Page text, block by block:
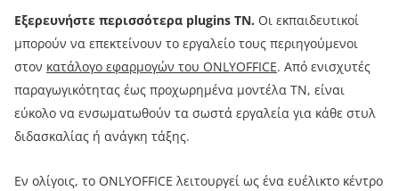
Εξερευνήστε περισσότερα plugins ΤΝ. Οι εκπαιδευτικοί
μπορούν να επεκτείνουν το εργαλείο τους περιηγούμενοι
στον κατάλογο εφαρμογών του ONLYOFFICE. Από ενισχυτές
παραγωγικότητας έως προχωρημένα μοντέλα ΤΝ, είναι
εύκολο να ενσωματωθούν τα σωστά εργαλεία για κάθε στυλ
διδασκαλίας ή ανάγκη τάξης.
Εν ολίγοις, το ONLYOFFICE λειτουργεί ως ένα ευέλικτο κέντρο